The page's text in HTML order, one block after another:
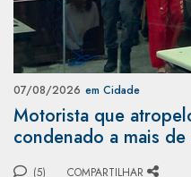
07/08/2026 em Cidade
Motorista que
condenado a mais
(5) COMPARTILHAR